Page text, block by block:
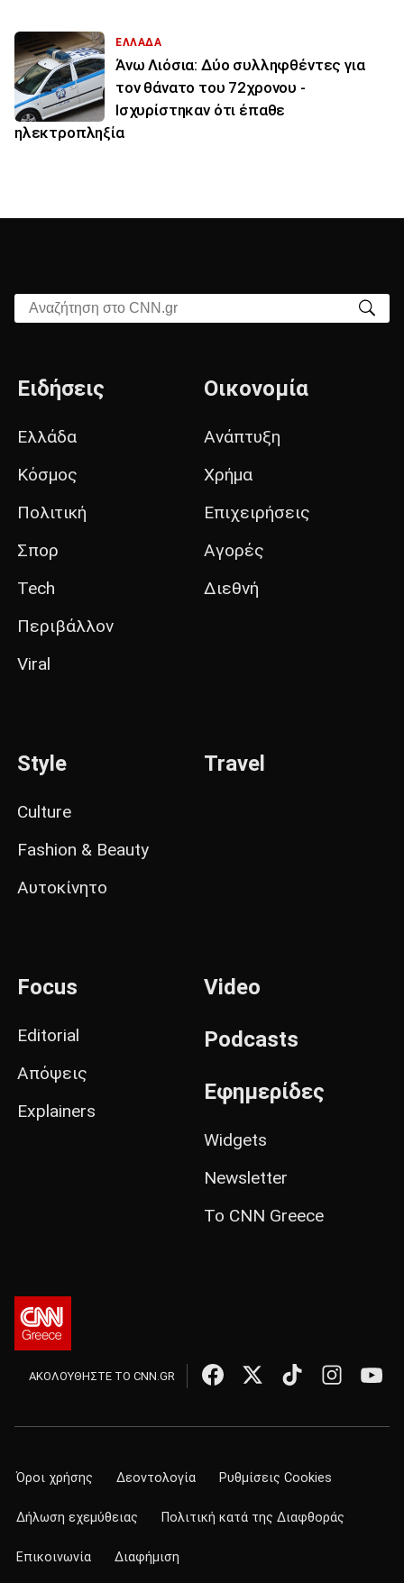
ΕΛΛΑΔΑ
Άνω Λιόσια: Δύο συλληφθέντες για
τον θάνατο του 72χρονου -
Ισχυρίστηκαν ότι έπαθε
ηλεκτροπληξία
Αναζήτηση στο CNN.gr
Ειδήσεις
Ελλάδα
Κόσμος
Πολιτική
Σπορ
Tech
Περιβάλλον
Viral
Οικονομία
Ανάπτυξη
Χρήμα
Επιχειρήσεις
Αγορές
Διεθνή
Style
Culture
Fashion & Beauty
Αυτοκίνητο
Travel
Focus
Editorial
Απόψεις
Explainers
Video
Podcasts
Εφημερίδες
Widgets
Newsletter
Το CNN Greece
ΑΚΟΛΟΥΘΗΣΤΕ ΤΟ CNN.GR
Όροι χρήσης Δεοντολογία Ρυθμίσεις Cookies
Δήλωση εχεμύθειας Πολιτική κατά της Διαφθοράς
Επικοινωνία Διαφήμιση